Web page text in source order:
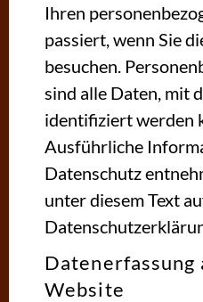
Ihren
passiert, wenn Sie
besuchen.
sind alle Daten, mit
identifiziert werden
Ausführliche
Datenschutz
unter diesem Text
Datenerfassung
Website